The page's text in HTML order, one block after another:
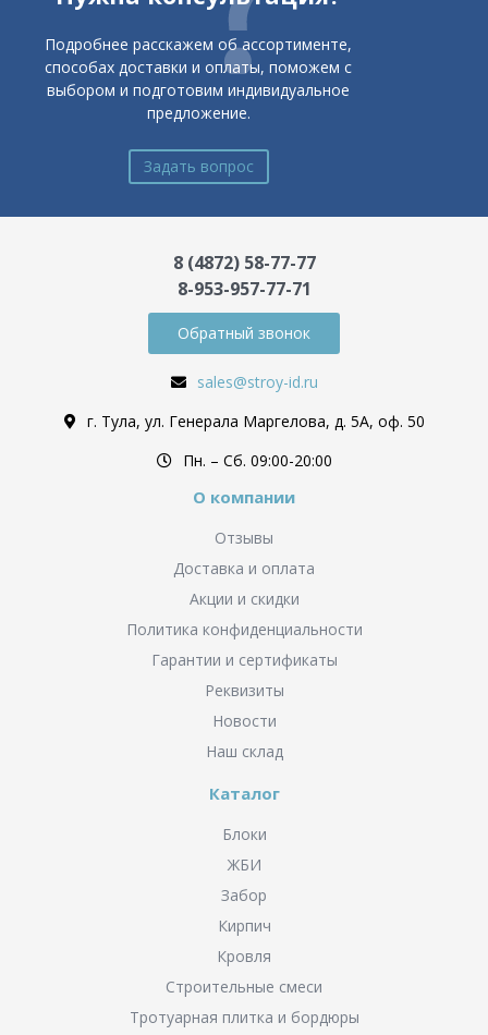
Подробнее расскажем об ассортименте,
способах доставки и оплаты, поможем с
выбором и подготовим индивидуальное
предложение.
Задать вопрос
8 (4872) 58-77-77
8-953-957-77-71
Обратный звонок
sales@stroy-id.ru
г. Тула, ул. Генерала Маргелова, д. 5А, оф. 50
Пн. – Cб. 09:00-20:00
О компании
Отзывы
Доставка и оплата
Акции и скидки
Политика конфиденциальности
Гарантии и сертификаты
Реквизиты
Новости
Наш склад
Каталог
Блоки
ЖБИ
Забор
Кирпич
Кровля
Строительные смеси
Тротуарная плитка и бордюры